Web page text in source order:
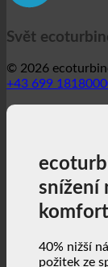
Svět
© 2026
+43 699
snížení
40% nižší
požitek ze